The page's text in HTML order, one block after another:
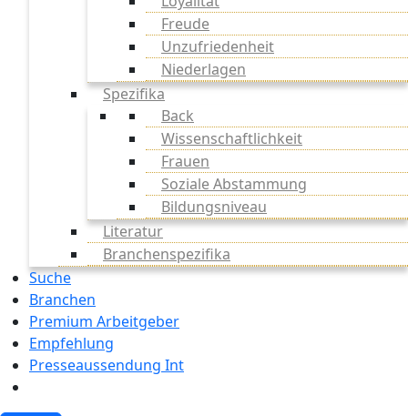
Freude
Unzufriedenheit
Niederlagen
Spezifika
Back
Wissenschaftlichkeit
Frauen
Soziale Abstammung
Bildungsniveau
Literatur
Branchenspezifika
Suche
Branchen
Premium Arbeitgeber
Empfehlung
Presseaussendung Int